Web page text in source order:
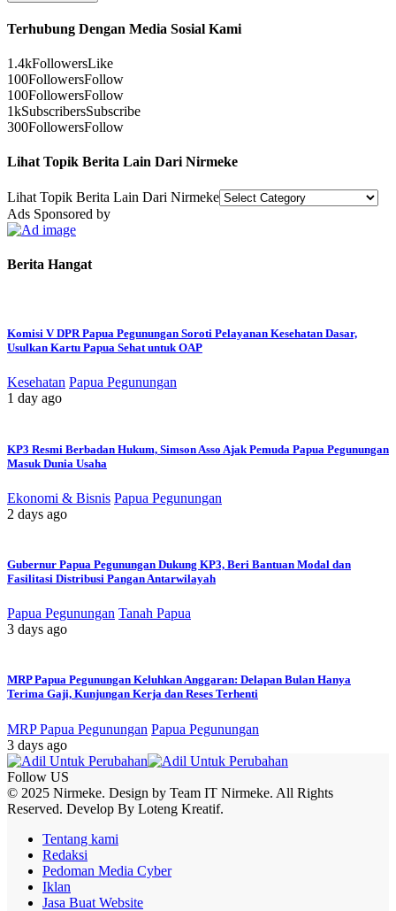
Terhubung Dengan Media Sosial Kami
1.4kFollowersLike
100FollowersFollow
100FollowersFollow
1kSubscribersSubscribe
300FollowersFollow
Lihat Topik Berita Lain Dari Nirmeke
Lihat Topik Berita Lain Dari Nirmeke
Ads Sponsored by
Berita Hangat
Komisi V DPR Papua Pegunungan Soroti Pelayanan Kesehatan Dasar,
Usulkan Kartu Papua Sehat untuk OAP
Kesehatan Papua Pegunungan
1 day ago
KP3 Resmi Berbadan Hukum, Simson Asso Ajak Pemuda Papua Pegunungan
Masuk Dunia Usaha
Ekonomi & Bisnis Papua Pegunungan
2 days ago
Gubernur Papua Pegunungan Dukung KP3, Beri Bantuan Modal dan
Fasilitasi Distribusi Pangan Antarwilayah
Papua Pegunungan Tanah Papua
3 days ago
MRP Papua Pegunungan Keluhkan Anggaran: Delapan Bulan Hanya
Terima Gaji, Kunjungan Kerja dan Reses Terhenti
MRP Papua Pegunungan Papua Pegunungan
3 days ago
Follow US
© 2025 Nirmeke. Design by Team IT Nirmeke. All Rights
Reserved. Develop By Loteng Kreatif.
Tentang kami
Redaksi
Pedoman Media Cyber
Iklan
Jasa Buat Website